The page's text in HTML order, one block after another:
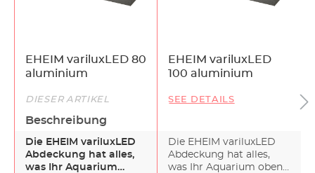
der Rückseite
*Dimmer nicht im Lieferumfang enthalten
EHEIM variluxLED 80
aluminium
EHEIM variluxLED
100 aluminium
DIESER ARTIKEL SEE DETAILS
Beschreibung
Die EHEIM variluxLED
Abdeckung hat alles,
was Ihr Aquarium
Die EHEIM variluxLED
Abdeckung hat alles,
was Ihr Aquarium oben